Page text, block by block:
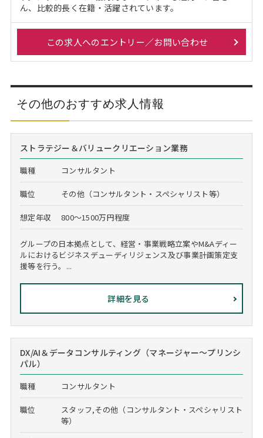
ん、比較的長く在籍・活躍されています。
この求人へのエントリー／お問い合わせ
その他のおすすめ求人情報
ストラテジー＆バリュークリエーション業務
職種 コンサルタント
職位 その他（コンサルタント・スペシャリスト等）
想定年収 800～1500万円程度
グループの日本拠点として、経営・事業戦略立案やM&Aディー
ルにおけるビジネスデューディリジェンス及び事業計画策定支
援等を行う。...
詳細を見る
DX/AI＆データコンサルティング（マネージャー～プリンシ
パル）
職種 コンサルタント
職位
スタッフ,その他（コンサルタント・スペシャリスト
等）